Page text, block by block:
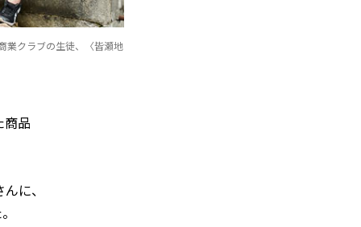
業クラブの生徒、〈皆瀬地
商品
に、